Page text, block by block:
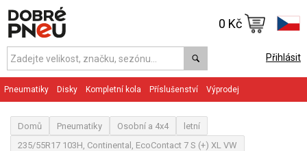
Přihlásit
0 Kč
Pneumatiky Disky Kompletní kola Příslušenství Výprodej
Domů Pneumatiky Osobní a 4x4
letní
235/55R17 103H, Continental, EcoContact 7 S (+) XL VW